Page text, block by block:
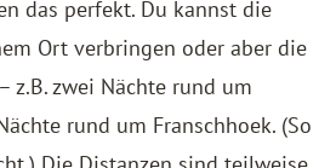
das perfekt. Du kannst die
Ort verbringen oder aber die
z.B. zwei Nächte rund um
rund um Franschhoek. (So